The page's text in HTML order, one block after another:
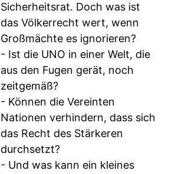
Sicherheitsrat. Doch was ist
das Völkerrecht wert, wenn
Großmächte es ignorieren?
- Ist die UNO in einer Welt, die
aus den Fugen gerät, noch
zeitgemäß?
- Können die Vereinten
Nationen verhindern, dass sich
das Recht des Stärkeren
durchsetzt?
- Und was kann ein kleines